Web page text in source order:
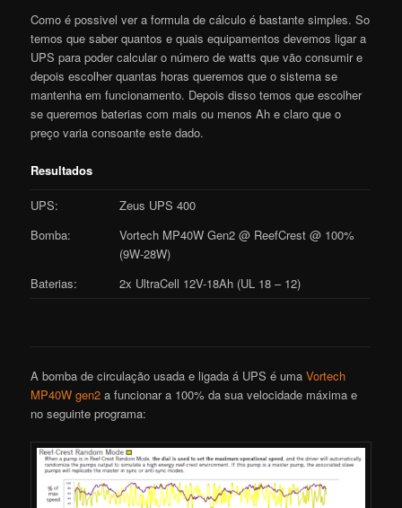
Como é possivel ver a formula de cálculo é bastante simples. So
temos que saber quantos e quais equipamentos devemos ligar a
UPS para poder calcular o número de watts que vão consumir e
depois escolher quantas horas queremos que o sistema se
mantenha em funcionamento. Depois disso temos que escolher
se queremos baterias com mais ou menos Ah e claro que o
preço varia consoante este dado.
Resultados
UPS:
Zeus UPS 400
Bomba:
Vortech MP40W Gen2 @ ReefCrest @ 100%
(9W-28W)
Baterias:
2x UltraCell 12V-18Ah (UL 18 – 12)
A bomba de circulação usada e ligada á UPS é umaVortech
MP40W gen2 a funcionar a 100% da sua velocidade máxima e
no seguinte programa: